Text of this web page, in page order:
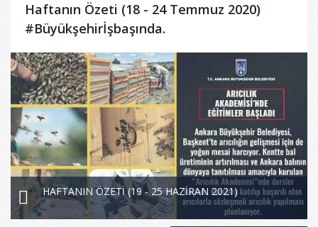
Haftanın Özeti (18 - 24 Temmuz 2020)
#Büyükşehirİşbaşında.
HAFTANIN ÖZETİ (19 - 25 HAZİRAN 2021)